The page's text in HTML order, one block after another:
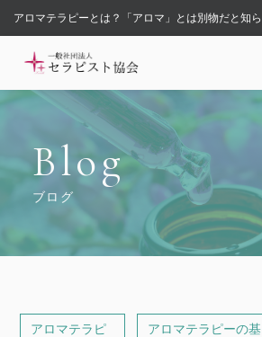
Blog
ブログ
アロマテラピ
アロマテラピーの基